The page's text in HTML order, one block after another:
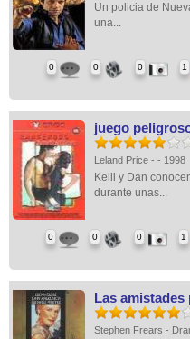
Un policia de
una...
0 0 0 1
juego
Leland Price - - 1998
Kelli y Dan
durante unas...
0 0 0 1
Las amistades
Stephen Frears -